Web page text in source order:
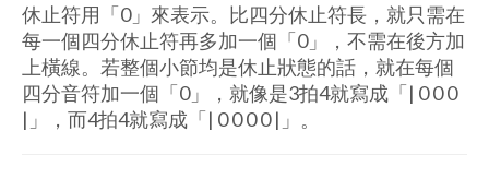
休止符用「0」來表示。比四分休止符長，就只需在
每一個四分休止符再多加一個「0」，不需在後方加
上橫線。若整個小節均是休止狀態的話，就在每個
四分音符加一個「0」，就像是3拍4就寫成「| 0 0 0
|」，而4拍4就寫成「| 0 0 0 0 |」。